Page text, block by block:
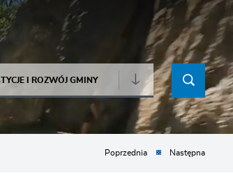
I ROZWÓJ GMINY
Poprzednia Następna